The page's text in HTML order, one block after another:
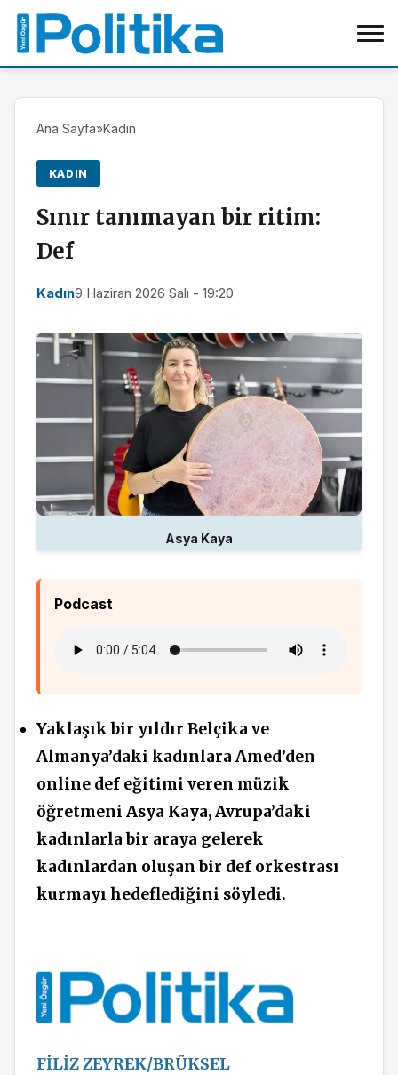
Ana Sayfa»Kadın
KADIN
Sınır tanımayan bir ritim:
Def
Kadın9 Haziran 2026 Salı - 19:20
Asya Kaya
Podcast
Yaklaşık bir yıldır Belçika ve
Almanya’daki kadınlara Amed’den
online def eğitimi veren müzik
öğretmeni Asya Kaya, Avrupa’daki
kadınlarla bir araya gelerek
kadınlardan oluşan bir def orkestrası
kurmayı hedeflediğini söyledi.
FİLİZ ZEYREK/BRÜKSEL